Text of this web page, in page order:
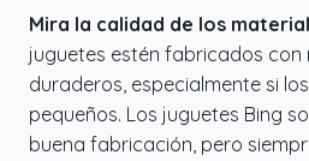
Mira la calidad de los
juguetes estén fabricados con
duraderos, especialmente si
pequeños. Los juguetes Bing
buena fabricación, pero